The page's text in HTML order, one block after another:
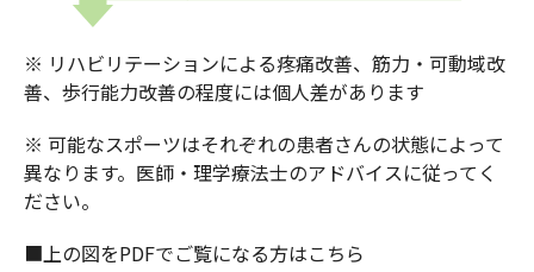
※ リハビリテーションによる疼痛改善、筋力・可動域改
善、歩行能力改善の程度には個人差があります
※ 可能なスポーツはそれぞれの患者さんの状態によって
異なります。医師・理学療法士のアドバイスに従ってく
ださい。
■上の図をPDFでご覧になる方はこちら